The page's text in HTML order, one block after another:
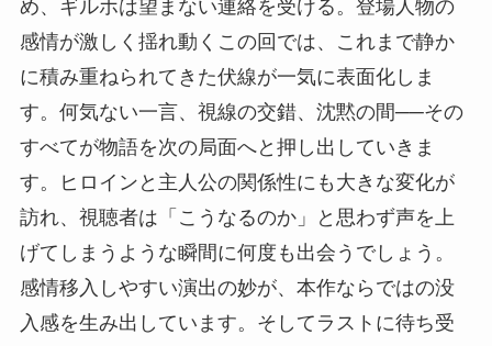
め、ギルホは望まない連絡を受ける。登場人物の
感情が激しく揺れ動くこの回では、これまで静か
に積み重ねられてきた伏線が一気に表面化しま
す。何気ない一言、視線の交錯、沈黙の間──その
すべてが物語を次の局面へと押し出していきま
す。ヒロインと主人公の関係性にも大きな変化が
訪れ、視聴者は「こうなるのか」と思わず声を上
げてしまうような瞬間に何度も出会うでしょう。
感情移入しやすい演出の妙が、本作ならではの没
入感を生み出しています。そしてラストに待ち受